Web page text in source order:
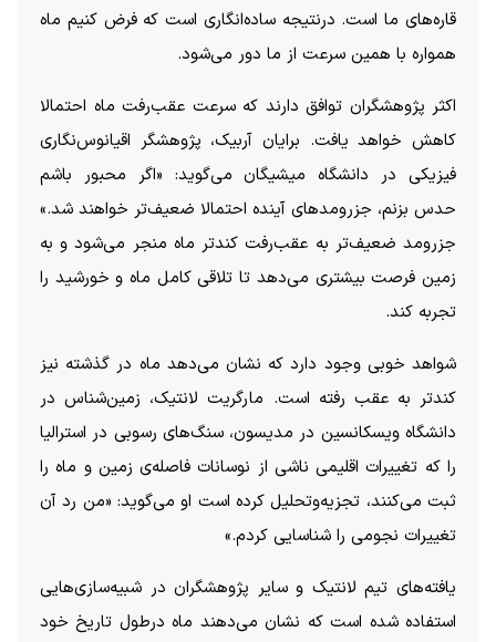
قاره‌های ما است. درنتیجه ساده‌انگاری است که فرض کنیم ماه
همواره با همین سرعت از ما دور می‌شود.
اکثر پژوهشگران توافق دارند که سرعت عقب‌رفت ماه احتمالا
کاهش خواهد یافت. برایان آربیک، پژوهشگر اقیانوس‌نگاری
فیزیکی در دانشگاه میشیگان می‌گوید: «اگر محبور باشم
حدس بزنم، جزرومد‌های آینده احتمالا ضعیف‌تر خواهند شد.»
جزرومد ضعیف‌تر به عقب‌رفت کندتر ماه منجر می‌شود و به
زمین فرصت بیشتری می‌دهد تا تلاقی کامل ماه و خورشید را
تجربه کند.
شواهد خوبی وجود دارد که نشان می‌دهد ماه در گذشته نیز
کندتر به عقب رفته است. مارگریت لانتیک، زمین‌شناس در
دانشگاه ویسکانسین در مدیسون، سنگ‌های رسوبی در استرالیا
را که تغییرات اقلیمی ناشی از نوسانات فاصله‌ی زمین و ماه را
ثبت می‌کنند، تجزیه‌وتحلیل کرده است او می‌گوید: «من رد آن
تغییرات نجومی را شناسایی کردم.»
یافته‌های تیم لانتیک و سایر پژوهشگران در شبیه‌سازی‌هایی
استفاده شده است که نشان می‌دهند ماه درطول تاریخ خود